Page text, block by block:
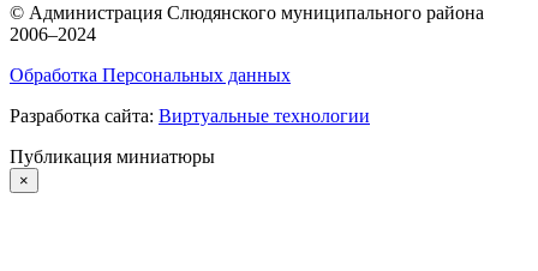
© Администрация Слюдянского муниципального района
2006–2024
Обработка Персональных данных
Разработка сайта: Виртуальные технологии
Публикация миниатюры
×